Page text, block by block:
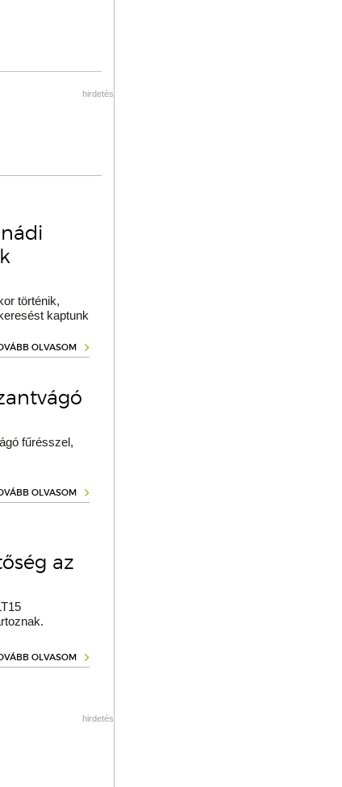
hirdetés
történik,
kaptunk
OLVASOM
fűrésszel,
OLVASOM
az
OLVASOM
hirdetés